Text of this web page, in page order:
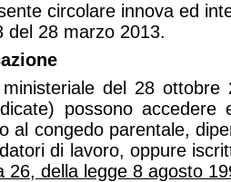
circolare innova ed
del 28 marzo 2013.
del 28 ottobre
possono accedere
al congedo parentale,
di lavoro, oppure
26, della legge 8 agosto